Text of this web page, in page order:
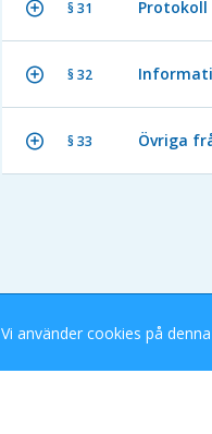
§ 31 Protokoll
§ 32
§ 33 Övriga
Stockholms Stad eDok Meetings
Vi använder cookies på